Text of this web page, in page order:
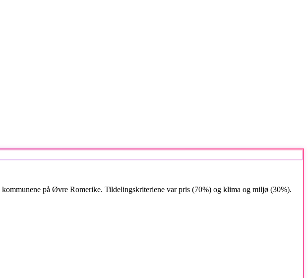
på Øvre Romerike. Tildelingskriteriene var pris (70%) og klima og miljø (30%).